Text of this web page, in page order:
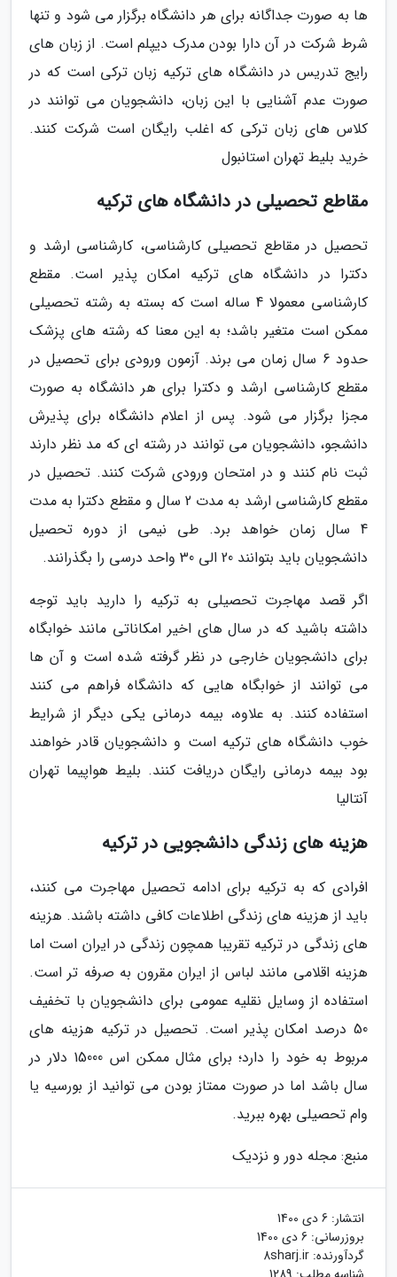
ها به صورت جداگانه برای هر دانشگاه برگزار می شود و تنها
شرط شرکت در آن دارا بودن مدرک دیپلم است. از زبان های
رایج تدریس در دانشگاه های ترکیه زبان ترکی است که در
صورت عدم آشنایی با این زبان، دانشجویان می توانند در
کلاس های زبان ترکی که اغلب رایگان است شرکت کنند.
خرید بلیط تهران استانبول
مقاطع تحصیلی در دانشگاه های ترکیه
تحصیل در مقاطع تحصیلی کارشناسی، کارشناسی ارشد و
دکترا در دانشگاه های ترکیه امکان پذیر است. مقطع
کارشناسی معمولا 4 ساله است که بسته به رشته تحصیلی
ممکن است متغیر باشد؛ به این معنا که رشته های پزشک
حدود 6 سال زمان می برند. آزمون ورودی برای تحصیل در
مقطع کارشناسی ارشد و دکترا برای هر دانشگاه به صورت
مجزا برگزار می شود. پس از اعلام دانشگاه برای پذیرش
دانشجو، دانشجویان می توانند در رشته ای که مد نظر دارند
ثبت نام کنند و در امتحان ورودی شرکت کنند. تحصیل در
مقطع کارشناسی ارشد به مدت 2 سال و مقطع دکترا به مدت
4 سال زمان خواهد برد. طی نیمی از دوره تحصیل
دانشجویان باید بتوانند 20 الی 30 واحد درسی را بگذرانند.
اگر قصد مهاجرت تحصیلی به ترکیه را دارید باید توجه
داشته باشید که در سال های اخیر امکاناتی مانند خوابگاه
برای دانشجویان خارجی در نظر گرفته شده است و آن ها
می توانند از خوابگاه هایی که دانشگاه فراهم می کنند
استفاده کنند. به علاوه، بیمه درمانی یکی دیگر از شرایط
خوب دانشگاه های ترکیه است و دانشجویان قادر خواهند
بود بیمه درمانی رایگان دریافت کنند. بلیط هواپیما تهران
آنتالیا
هزینه های زندگی دانشجویی در ترکیه
افرادی که به ترکیه برای ادامه تحصیل مهاجرت می کنند،
باید از هزینه های زندگی اطلاعات کافی داشته باشند. هزینه
های زندگی در ترکیه تقریبا همچون زندگی در ایران است اما
هزینه اقلامی مانند لباس از ایران مقرون به صرفه تر است.
استفاده از وسایل نقلیه عمومی برای دانشجویان با تخفیف
50 درصد امکان پذیر است. تحصیل در ترکیه هزینه های
مربوط به خود را دارد؛ برای مثال ممکن اس 15000 دلار در
سال باشد اما در صورت ممتاز بودن می توانید از بورسیه یا
وام تحصیلی بهره ببرید.
منبع: مجله دور و نزدیک
انتشار: 6 دی 1400
بروزرسانی: 6 دی 1400
گردآورنده: 8sharj.ir